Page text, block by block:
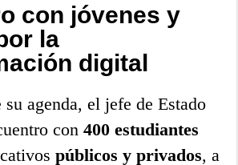
con jóvenes y
la
digital
su agenda, el jefe de Estado
con400 estudiantes
públicos y privados, a